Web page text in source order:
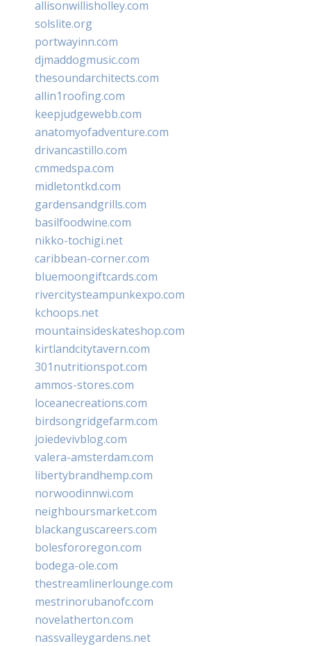
allisonwillisholley.com
solslite.org
portwayinn.com
djmaddogmusic.com
thesoundarchitects.com
allin1roofing.com
keepjudgewebb.com
anatomyofadventure.com
drivancastillo.com
cmmedspa.com
midletontkd.com
gardensandgrills.com
basilfoodwine.com
nikko-tochigi.net
caribbean-corner.com
bluemoongiftcards.com
rivercitysteampunkexpo.com
kchoops.net
mountainsideskateshop.com
kirtlandcitytavern.com
301nutritionspot.com
ammos-stores.com
loceanecreations.com
birdsongridgefarm.com
joiedevivblog.com
valera-amsterdam.com
libertybrandhemp.com
norwoodinnwi.com
neighboursmarket.com
blackanguscareers.com
bolesfororegon.com
bodega-ole.com
thestreamlinerlounge.com
mestrinorubanofc.com
novelatherton.com
nassvalleygardens.net